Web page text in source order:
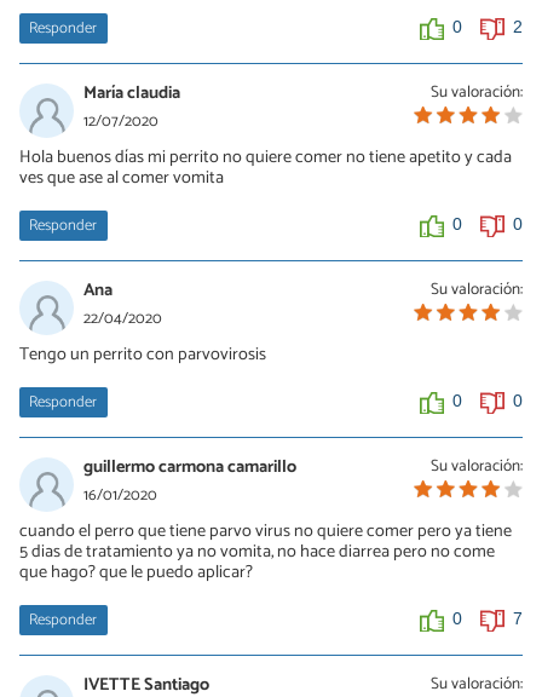
Responder 0 2
Su valoración:
María claudia
12/07/2020
Hola buenos días mi perrito no quiere comer no tiene apetito y cada
ves que ase al comer vomita
Responder 0 0
Su valoración:
Ana
22/04/2020
Tengo un perrito con parvovirosis
Responder 0 0
Su valoración:
guillermo carmona camarillo
16/01/2020
cuando el perro que tiene parvo virus no quiere comer pero ya tiene
5 dias de tratamiento ya no vomita, no hace diarrea pero no come
que hago? que le puedo aplicar?
Responder 0 7
Su valoración:
IVETTE Santiago